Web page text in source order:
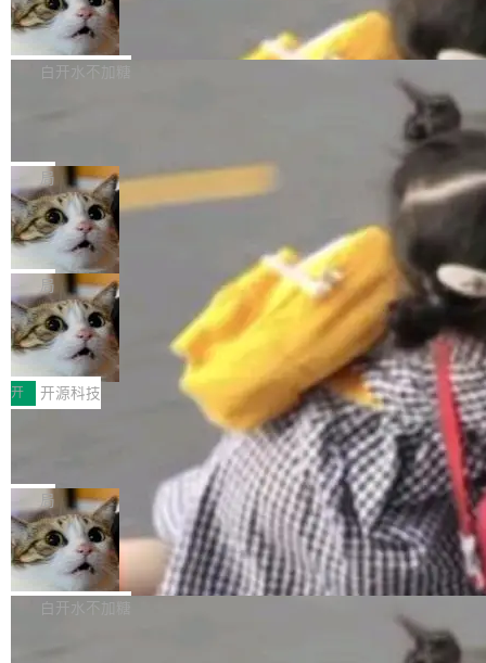
的图像元素不在同一个子树中，则它们将不再关
联 加...
至今）的所有 commit，同样交由 AI 分析提炼。
经过人工复核，准确度令人满意。这一方法也为
社区爱好者提供了高效跟踪新版本的思路。
ebastian Pipping 写在博客里的话。8 月 4 日，
他宣布了一个新消息：从 2026 年 8 月 1 日起，
他可以全职维护 libexpat 了，最长 6 个月。发
库之一。你的操作系统、浏览器、无数的基础设
施软件，很可能都在用它。而过去十年，维护它
的人一直在用业余...
Firefox 153.0.3 发布
Firefox 153.0.3 现已发布，具体更新内容如
下： New Smart Window 包含多项增强功能：
gi?id=2019042">Bug&nbsp;2019042</a>）</l
i> <li>现在，助手可以直接使用 Exa 的网络搜索
结果回答问题，而无需将问题转交给搜索引擎。
（<a href="https://bugzilla.mozilla.org/show_
bug.cgi?id=204...
白开水不加糖
的 npm 包。项目的核心论点是：容器不适合 Ag
ent 计算。真正适合的，是 Isolate。 Cloudflare
工程师在这件事上没什么可谦虚的——他们用 W
orkers 跑了十年 Isolate。用 CEO Matthew Pri
nce 的话说：「我们一生都在用 Isolate 运行代
码，而 AI Agent 不需要容器，它们需要的是 Iso
late。」 容器为什么不合适 容器的问题在于启动
和销毁都太重了。一个 Agent 要执行的任务可能
只需要几毫秒的 CPU 时间，但容器从冷启动到
就绪要花数秒。如果未来有十...
局
OpenAI 公开邮件和聊天记录回应苹果
诉讼，称“Apple is getting this wron
g”
上个月，苹果一纸诉状把 OpenAI 告上法庭，指
控其挖角苹果前员工并窃取商业秘密。苹果的诉
状把 OpenAI 描述成一个系统性地从前东家挖
人、套取机密信息的对手。 OpenAI 没发律师
函，也没选择庭外沉默。它在官网贴了一篇博
文，标题只有六个字：Apple is getting this wro
ng。 然后，它把邮件往来和 iMessage 聊天记
录全贴了出来。 他发错人了 苹果外部律师 Gabr
iel Gross 来自 Weil 律所，2 月 23 日下午 5:53
给 OpenAI 总法律顾问 Che Chang 发了封邮
件，附了一封长信，要求 OpenAI 配合调查前苹
果员工带走机密信...
局
HUAWEI MatePad Edge上架WorkBu
ddy鸿蒙PC版，说话就能干活的AI办公
搭子
全能AI工作台WorkBuddy鸿蒙PC版上架HUAWE
I MatePad Edge应用市场，直接下载即可使
用，与鸿蒙电脑上的体验一致。值得一提的是，
这是目前市面上唯一支持平板接入WorkBuddy P
C版的产品，搭载“人机双写”重磅功能——你写
你的，AI写AI的，同屏协作互不干扰。一句话让
AI帮你干活，现在开启全新体验！ 温馨提示：
体验WorkBuddy鸿蒙PC版前，请将 HUAWEI M
atePad Edge 升级至 HarmonyOS 6.1.0.135S
P9 patch03及以上版本。 *升级路径：设置 > 搜
开 开源科技
FFmpeg 9.0 发布：代号“Lei”，以此纪
全球知名开源多媒体框架 FFmpeg 今天正式发
布了 9.0 版本。这个版本除了带来新一代音视频
处理能力和硬件加速支持之外，还有一个特殊之
处：FFmpeg 9.0 的代号是“Lei”。 这个名字，
来自中国开发者雷霄骅（Lei Xiaohua）。 对于
很多中国音视频开发者而言，这个名字并不陌
局
亚马逊成本失控：AI 写代码烧掉 1215
万元，超预算 860%
外媒近日曝光了亚马逊的多份内部报告显示，AI
导致公司在多个项目上超支。《金融时报》报道
白开水不加糖